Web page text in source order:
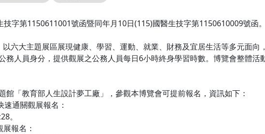
字第1150611001號函暨同年月10日(115)國醫生技字第1150610009號函。
六大主題展區展現健康、學習、運動、就業、財務及宜居生活等多元面
務人員身分，提供觀展之公務人員每日6小時終身學習時數。博覽會整
館「教育部人生設計夢工廠」，參觀本博覽會可提前報名，資訊如下：
通關觀展報名：
。
報名：